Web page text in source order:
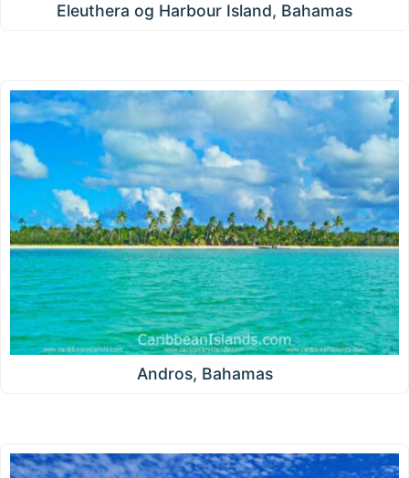
Eleuthera og Harbour Island, Bahamas
Andros, Bahamas